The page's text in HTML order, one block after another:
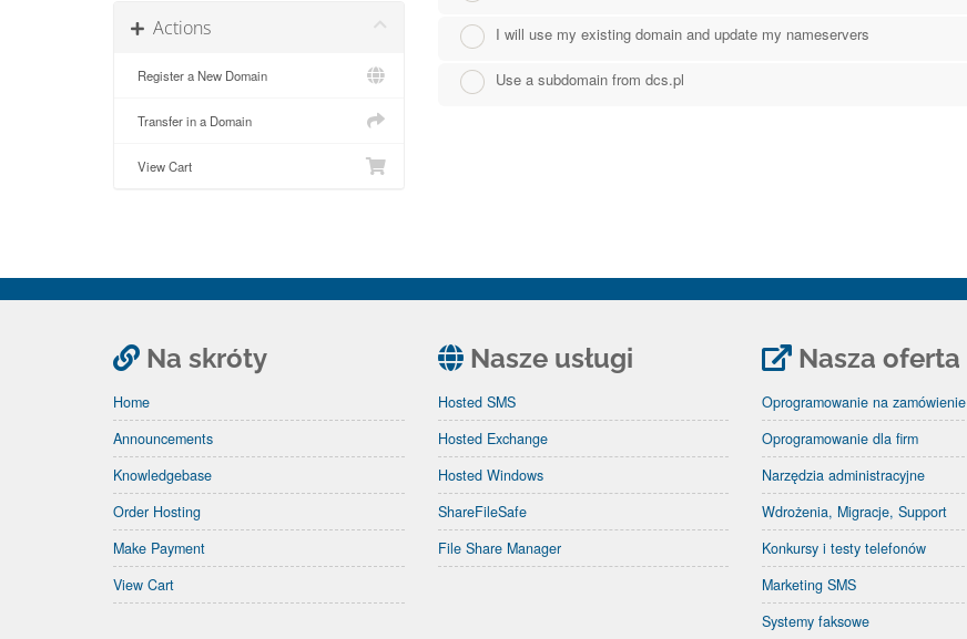
Actions
Register a New Domain
Transfer in a Domain
View Cart
I will use my existing domain and update my nameservers
Use a subdomain from dcs.pl
Na skróty
Home
Announcements
Knowledgebase
Order Hosting
Make Payment
View Cart
Nasze usługi
Hosted SMS
Hosted Exchange
Hosted Windows
ShareFileSafe
File Share Manager
Nasza oferta
Oprogramowanie na zamówienie
Oprogramowanie dla firm
Narzędzia administracyjne
Wdrożenia, Migracje, Support
Konkursy i testy telefonów
Marketing SMS
Systemy faksowe